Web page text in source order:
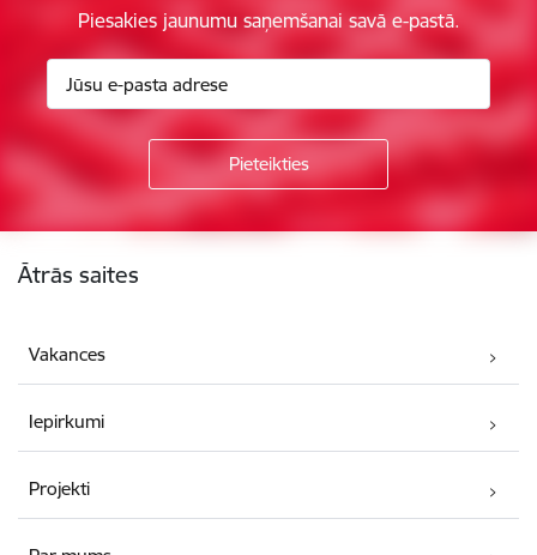
Piesakies jaunumu saņemšanai savā e-pastā.
Ātrās saites
Vakances
Iepirkumi
Projekti